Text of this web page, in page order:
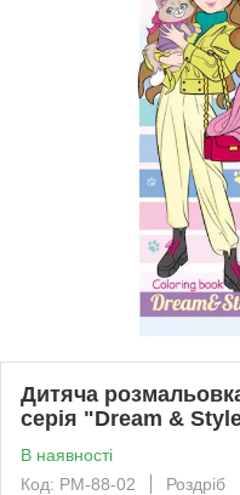
Дитяча
серія "Dream &
В наявності
Код: РМ-88-02
Роздріб